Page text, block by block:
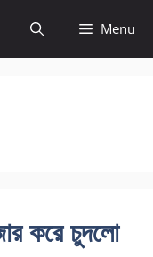
Menu
করে চুদলো